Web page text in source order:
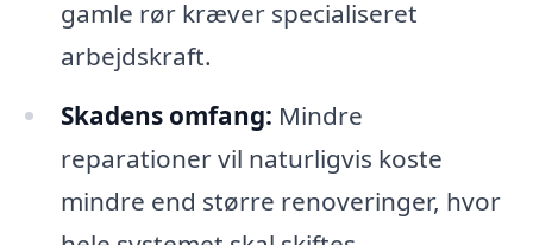
gamle rør kræver specialiseret
arbejdskraft.
Skadens omfang: Mindre
reparationer vil naturligvis koste
mindre end større renoveringer, hvor